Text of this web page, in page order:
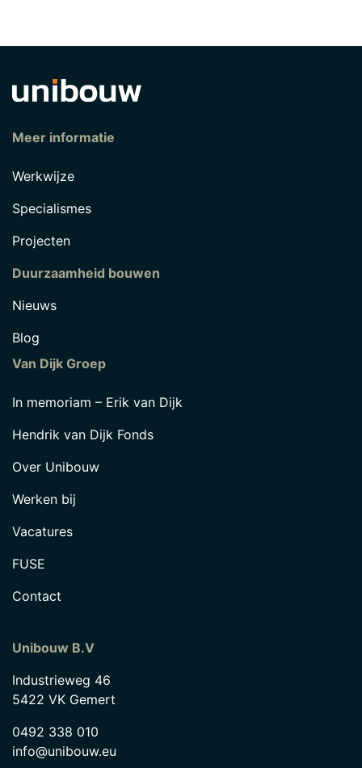
Meer informatie
Werkwijze
Specialismes
Projecten
Duurzaamheid bouwen
Nieuws
Blog
Van Dijk Groep
In memoriam – Erik van Dijk
Hendrik van Dijk Fonds
Over Unibouw
Werken bij
Vacatures
FUSE
Contact
Unibouw B.V
Industrieweg 46
5422 VK Gemert
0492 338 010
info@unibouw.eu